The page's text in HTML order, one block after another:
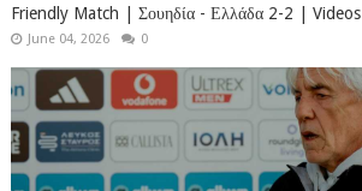
Friendly Match | Σουηδία - Ελλάδα 2-2 | Videos
June 04, 2026 0